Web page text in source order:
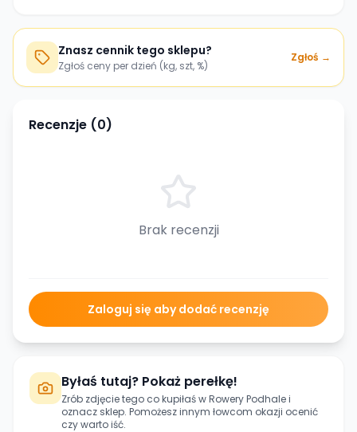
Znasz cennik tego sklepu?
Zgłoś ceny per dzień (kg, szt, %)
Zgłoś →
Recenzje (0)
Brak recenzji
Zaloguj się aby dodać recenzję
Byłaś tutaj? Pokaż perełkę!
Zrób zdjęcie tego co kupiłaś wRowery Podhalei
oznacz sklep. Pomożesz innym łowcom okazji ocenić
czy warto iść.